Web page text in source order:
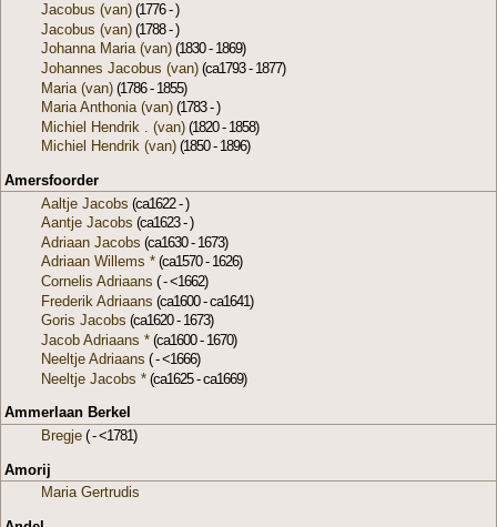
Jacobus (van) (1776 - )
Jacobus (van) (1788 - )
Johanna Maria (van) (1830 - 1869)
Johannes Jacobus (van) (ca1793 - 1877)
Maria (van) (1786 - 1855)
Maria Anthonia (van) (1783 - )
Michiel Hendrik . (van) (1820 - 1858)
Michiel Hendrik (van) (1850 - 1896)
Amersfoorder
Aaltje Jacobs (ca1622 - )
Aantje Jacobs (ca1623 - )
Adriaan Jacobs (ca1630 - 1673)
Adriaan Willems * (ca1570 - 1626)
Cornelis Adriaans ( - <1662)
Frederik Adriaans (ca1600 - ca1641)
Goris Jacobs (ca1620 - 1673)
Jacob Adriaans * (ca1600 - 1670)
Neeltje Adriaans ( - <1666)
Neeltje Jacobs * (ca1625 - ca1669)
Ammerlaan Berkel
Bregje ( - <1781)
Amorij
Maria Gertrudis